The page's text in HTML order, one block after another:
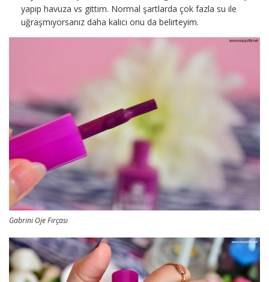
yapıp havuza vs gittim. Normal şartlarda çok fazla su ile
uğraşmıyorsanız daha kalıcı onu da belirteyim.
Gabrini Oje Fırçası